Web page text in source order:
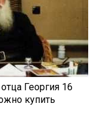
Георгия 16
купить